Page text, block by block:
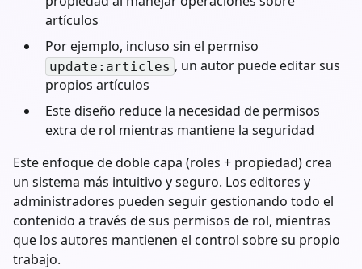
artículos
Por ejemplo, incluso sin el permiso
update:articles , un autor puede editar sus
propios artículos
Este diseño reduce la necesidad de permisos
extra de rol mientras mantiene la seguridad
Este enfoque de doble capa (roles + propiedad) crea
un sistema más intuitivo y seguro. Los editores y
administradores pueden seguir gestionando todo el
contenido a través de sus permisos de rol, mientras
que los autores mantienen el control sobre su propio
trabajo.